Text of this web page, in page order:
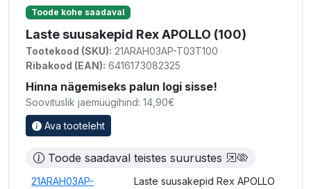
Toode kohe saadaval
Laste suusakepid Rex APOLLO (100)
Tootekood (SKU): 21ARAH03AP-T03T100
Ribakood (EAN): 6416173082325
Hinna nägemiseks palun logi sisse!
Soovituslik jaemüügihind: 14,90€
Ava tooteleht
Toode saadaval teistes suurustes
21ARAH03AP-
Laste suusakepid Rex APOLLO